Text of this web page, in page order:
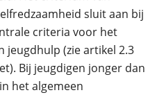
sluit aan bij
criteria voor het
jeugdhulp (zie artikel 2.3
Bij jeugdigen jonger dan
het algemeen